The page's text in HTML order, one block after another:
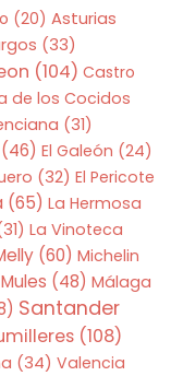
(20) Asturias
(33)
(104) Castro
de los Cocidos
(31)
(46) El Galeón (24)
(32) El Pericote
(65) La Hermosa
La Vinoteca
(60) Michelin
Mules (48) Málaga
Santander
(108)
(34) Valencia